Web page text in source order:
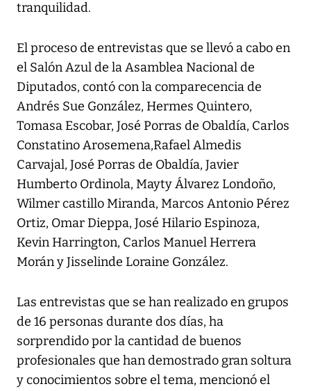
tranquilidad.
El proceso de entrevistas que se llevó a cabo en
el Salón Azul de la Asamblea Nacional de
Diputados, contó con la comparecencia de
Andrés Sue González, Hermes Quintero,
Tomasa Escobar, José Porras de Obaldía, Carlos
Constatino Arosemena,Rafael Almedis
Carvajal, José Porras de Obaldía, Javier
Humberto Ordinola, Mayty Álvarez Londoño,
Wilmer castillo Miranda, Marcos Antonio Pérez
Ortiz, Omar Dieppa, José Hilario Espinoza,
Kevin Harrington, Carlos Manuel Herrera
Morán y Jisselinde Loraine González.
Las entrevistas que se han realizado en grupos
de 16 personas durante dos días, ha
sorprendido por la cantidad de buenos
profesionales que han demostrado gran soltura
y conocimientos sobre el tema, mencionó el